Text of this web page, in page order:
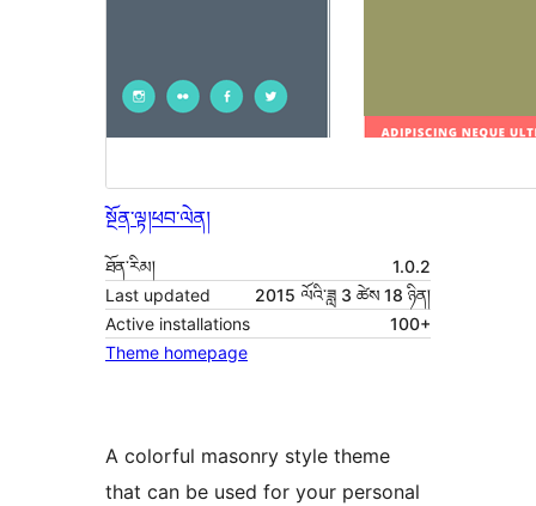
སྔོན་ལྟ།ཕབ་ལེན།
ཐོན་རིམ།
1.0.2
Last updated
2015 ལོའི་ཟླ 3 ཚེས 18 ཉིན།
Active installations
100+
Theme homepage
A colorful masonry style theme
that can be used for your personal